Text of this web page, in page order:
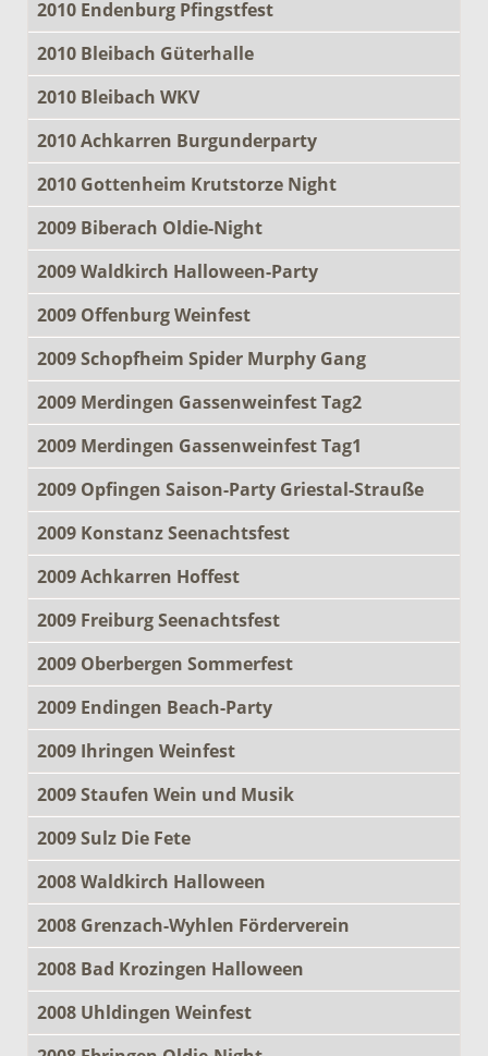
2010 Endenburg Pfingstfest
2010 Bleibach Güterhalle
2010 Bleibach WKV
2010 Achkarren Burgunderparty
2010 Gottenheim Krutstorze Night
2009 Biberach Oldie-Night
2009 Waldkirch Halloween-Party
2009 Offenburg Weinfest
2009 Schopfheim Spider Murphy Gang
2009 Merdingen Gassenweinfest Tag2
2009 Merdingen Gassenweinfest Tag1
2009 Opfingen Saison-Party Griestal-Strauße
2009 Konstanz Seenachtsfest
2009 Achkarren Hoffest
2009 Freiburg Seenachtsfest
2009 Oberbergen Sommerfest
2009 Endingen Beach-Party
2009 Ihringen Weinfest
2009 Staufen Wein und Musik
2009 Sulz Die Fete
2008 Waldkirch Halloween
2008 Grenzach-Wyhlen Förderverein
2008 Bad Krozingen Halloween
2008 Uhldingen Weinfest